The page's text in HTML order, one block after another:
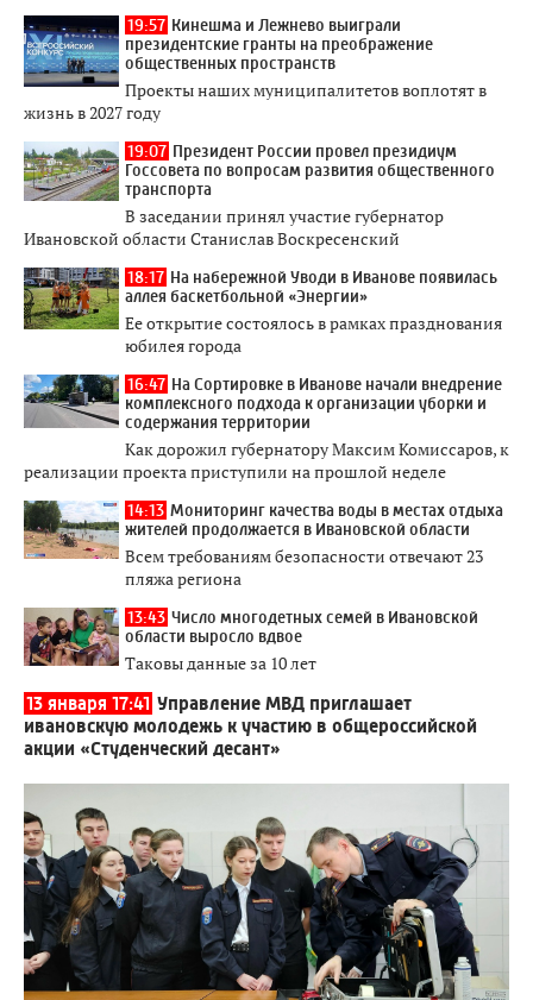
19:57 Кинешма и Лежнево выиграли
президентские гранты на преображение
общественных пространств
Проекты наших муниципалитетов воплотят в
жизнь в 2027 году
19:07 Президент России провел президиум
Госсовета по вопросам развития общественного
транспорта
В заседании принял участие губернатор
Ивановской области Станислав Воскресенский
18:17 На набережной Уводи в Иванове появилась
аллея баскетбольной «Энергии»
Ее открытие состоялось в рамках празднования
юбилея города
16:47 На Сортировке в Иванове начали внедрение
комплексного подхода к организации уборки и
содержания территории
Как дорожил губернатору Максим Комиссаров, к
реализации проекта приступили на прошлой неделе
14:13 Мониторинг качества воды в местах отдыха
жителей продолжается в Ивановской области
Всем требованиям безопасности отвечают 23
пляжа региона
13:43 Число многодетных семей в Ивановской
области выросло вдвое
Таковы данные за 10 лет
13 января 17:41 Управление МВД приглашает
ивановскую молодежь к участию в общероссийской
акции «Студенческий десант»